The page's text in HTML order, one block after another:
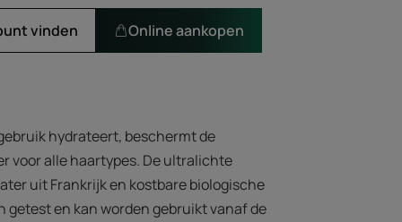
vinden Online aankopen
hydrateert, beschermt de
voor alle haartypes. De ultralichte
uit Frankrijk en kostbare biologische
en kan worden gebruikt vanaf de